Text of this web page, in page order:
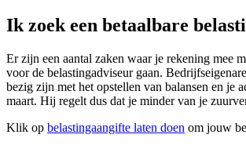
Ik zoek een betaalbare
Er zijn een aantal zaken waar je rekening mee
voor de belastingadviseur gaan.
bezig zijn met het opstellen van balansen en je
maart. Hij regelt dus dat je minder van je
Klik op belastingaangifte laten doen om jouw